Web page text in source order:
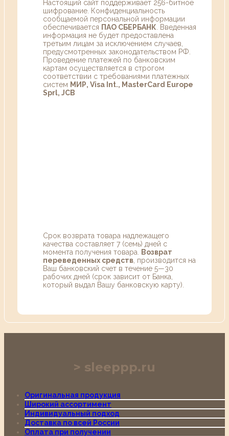
Настоящий сайт поддерживает 256-битное
шифрование. Конфиденциальность
сообщаемой персональной информации
обеспечивается ПАО СБЕРБАНК . Введенная
информация не будет предоставлена
третьим лицам за исключением случаев,
предусмотренных законодательством РФ.
Проведение платежей по банковским
картам осуществляется в строгом
соответствии с требованиями платежных
систем МИР, Visa Int., MasterCard Europe
Sprl, JCB
Срок возврата товара надлежащего
качества составляет 7 (семь) дней с
момента получения товара.
Возврат
переведенных средств , производится на
Ваш банковский счет в течение 5—30
рабочих дней (срок зависит от Банка,
который выдал Вашу банковскую карту).
sleeppp.ru
Оригинальная продукция
Широкий ассортимент
Индивидуальный подход
Доставка по всей России
Оплата при получении